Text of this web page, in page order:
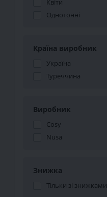
Квіти
Однотонні
Країна виробник
Україна
Туреччина
Виробник
Cosy
Nusa
Знижка
Тільки зі знижками